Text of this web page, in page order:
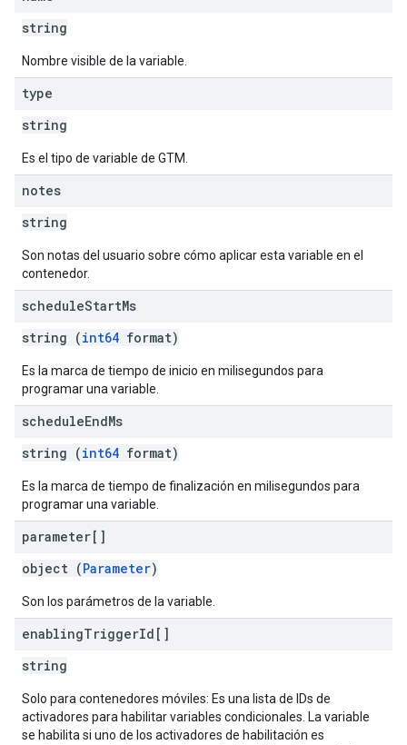
string
Nombre visible de la variable.
type
string
Es el tipo de variable de GTM.
notes
string
Son notas del usuario sobre cómo aplicar esta variable en el
contenedor.
scheduleStartMs
string (int64 format)
Es la marca de tiempo de inicio en milisegundos para
programar una variable.
scheduleEndMs
string (int64 format)
Es la marca de tiempo de finalización en milisegundos para
programar una variable.
parameter[]
object (Parameter)
Son los parámetros de la variable.
enablingTriggerId[]
string
Solo para contenedores móviles: Es una lista de IDs de
activadores para habilitar variables condicionales. La variable
se habilita si uno de los activadores de habilitación es